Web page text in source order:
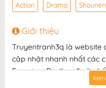
Action Drama Shounen
Giới thiệu
Truyentranh3q là website
cập nhật nhanh nhất các
Exorcism Brothers" với
bản dịch chuẩn và giao